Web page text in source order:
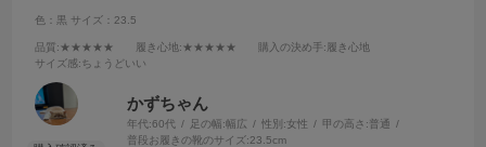
色：黒 サイズ：23.5
品質:★★★★★ 履き心地:★★★★★ 購入の決め手 :履き心地
サイズ感:ちょうどいい
かずちゃん
年代:60代 足の幅:幅広 性別:女性 甲の高さ: 普通
普段お履きの靴のサイズ:23.5cm